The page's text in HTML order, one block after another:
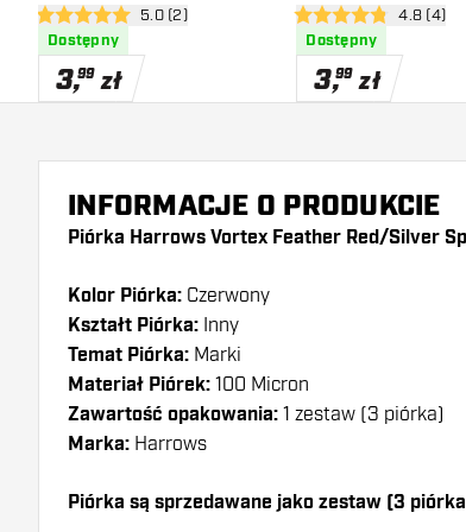
otwórz panel recenzji
5 gwiazdki oceny5.0 (2)
Dostępny
3,99 zł
otwórz
4.8 gwiazdki oceny
4.8 (4)
Dostępny
3,99 zł
INFORMACJE O PRODUKCIE
Piórka Harrows Vortex Feather Red/Silver
Kolor Piórka: Czerwony
Kształt Piórka: Inny
Temat Piórka: Marki
Materiał Piórek: 100 Micron
Zawartość opakowania: 1 zestaw (3 piórka)
Marka: Harrows
Piórka są sprzedawane jako zestaw (3